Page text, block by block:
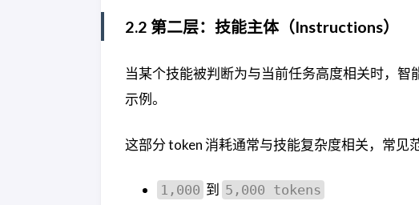
2.2 第二层：技能主体（Instructions）
当某个技能被判断为与当前任务高度相关时，智
示例。
这部分 token 消耗通常与技能复杂度相关，常见
1,000 到 5,000 tokens